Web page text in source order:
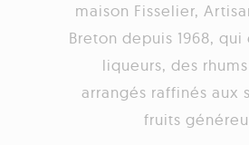
maison Fisselier,
Breton depuis 1968,
liqueurs, des
arrangés raffinés aux
fruits